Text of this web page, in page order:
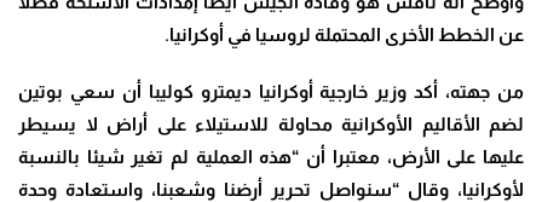
عن الخطط الأخرى المحتملة لروسيا في أوكرانيا.
من جهته، أكد وزير خارجية أوكرانيا ديمترو كوليبا أن سعي بوتين
لضم الأقاليم الأوكرانية محاولة للاستيلاء على أراض لا يسيطر
عليها على الأرض، معتبرا أن “هذه العملية لم تغير شيئا بالنسبة
لأوكرانيا، وقال “سنواصل تحرير أرضنا وشعبنا، واستعادة وحدة